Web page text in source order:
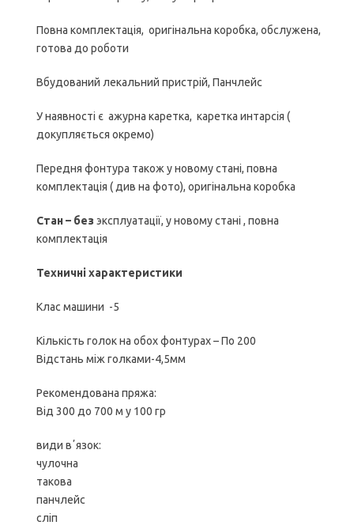
Повна комплектація, оригінальна коробка, обслужена,
готова до роботи
Вбудований лекальний пристрій, Панчлейс
У наявності є ажурна каретка, каретка интарсія (
докупляється окремо)
Передня фонтура також у новому стані, повна
комплектація ( див на фото), оригінальна коробка
Стан – без эксплуатації, у новому стані , повна
комплектація
Техничні характеристики
Клас машини -5
Кількість голок на обох фонтурах – По 200
Відстань між голками-4,5мм
Рекомендована пряжа:
Від 300 до 700 м у 100 гр
види вʼязок:
чулочна
такова
панчлейс
сліп